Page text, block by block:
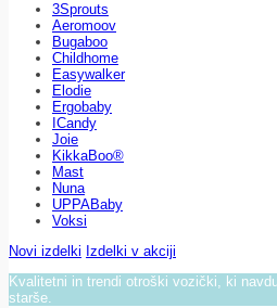
3Sprouts
Aeromoov
Bugaboo
Childhome
Easywalker
Elodie
Ergobaby
ICandy
Joie
KikkaBoo®
Mast
Nuna
UPPABaby
Voksi
Novi izdelki Izdelki v akciji
Kvalitetni in trendi otroški vozički, ki
starše.